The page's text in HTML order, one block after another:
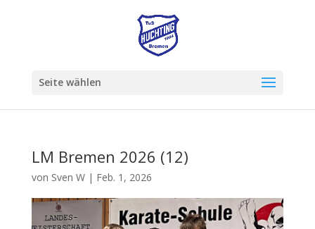
Seite wählen
LM Bremen 2026 (12)
von Sven W| Feb. 1, 2026